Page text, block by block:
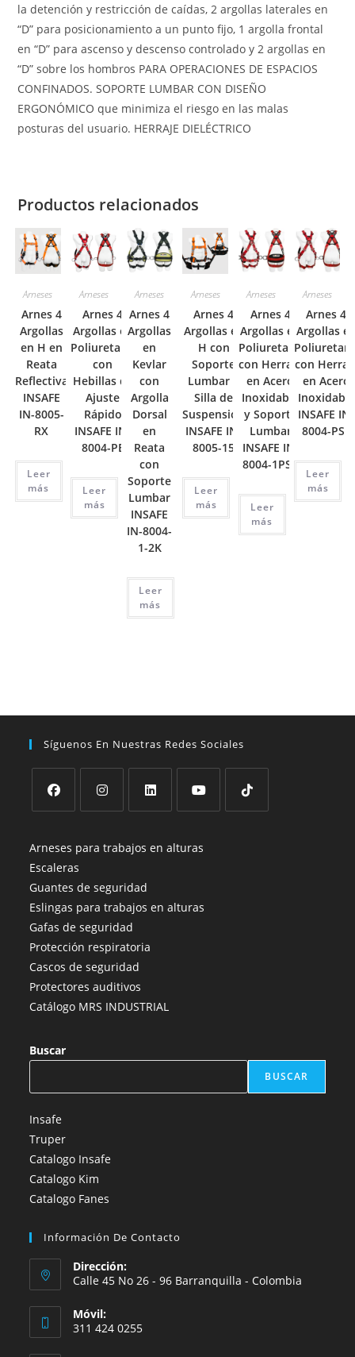
la detención y restricción de caídas, 2 argollas laterales en
“D” para posicionamiento a un punto fijo, 1 argolla frontal
en “D” para ascenso y descenso controlado y 2 argollas en
“D” sobre los hombros PARA OPERACIONES DE ESPACIOS
CONFINADOS. SOPORTE LUMBAR CON DISEÑO
ERGONÓMICO que minimiza el riesgo en las malas
posturas del usuario. HERRAJE DIELÉCTRICO
Productos relacionados
Arneses
Arnes 4
Argollas
en H en
Reata
Reflectiva
INSAFE
IN-8005-
RX
Leer
más
Arneses
Arnes 4
Argollas en
Poliuretano
con
Hebillas de
Ajuste
Rápido
INSAFE IN-
8004-PE
Leer
más
Arneses
Arnes 4
Argollas
en
Kevlar
con
Argolla
Dorsal
en
Reata
con
Soporte
Lumbar
INSAFE
IN-8004-
1-2K
Leer
más
Arneses
Arnes 4
Argollas en
H con
Soporte
Lumbar y
Silla de
Suspensión
INSAFE IN-
8005-15
Leer
más
Arneses
Arnes 4
Argollas en
Poliuretano
con Herraje
en Acero
Inoxidable
y Soporte
Lumbar
INSAFE IN-
8004-1PSE
Leer
más
Arneses
Arnes 4
Argollas
con
en Acero
Inoxidable
INSAFE IN-
8004-PSE
Leer
más
Síguenos En Nuestras Redes Sociales
abre
en
una
nueva
pestaña
abre
una
nueva
pestaña
abre
una
nueva
pestaña
abre
nueva
Arneses para trabajos en alturas
Escaleras
Guantes de seguridad
Eslingas para trabajos en alturas
Gafas de seguridad
Protección respiratoria
Cascos de seguridad
Protectores auditivos
Catálogo MRS INDUSTRIAL
Buscar
BUSCAR
Insafe
Truper
Catalogo Insafe
Catalogo Kim
Catalogo Fanes
Información De Contacto
Dirección:
Calle 45 No 26 - 96 Barranquilla - Colombia
Móvil:
311 424 0255